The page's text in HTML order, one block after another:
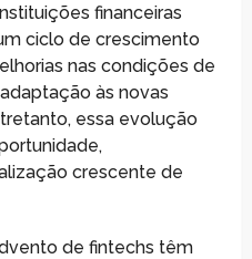
financeiras
ciclo de crescimento
nas condições de
às novas
essa evolução
crescente de
de fintechs têm